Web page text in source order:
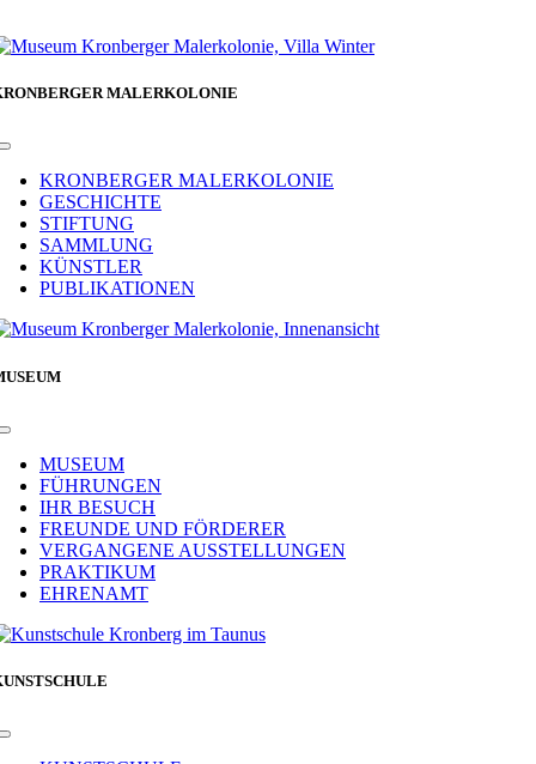
MALERKOLONIE
Toggle
NavigationKRONBERGER MALERKOLONIE
GESCHICHTE
STIFTUNG
SAMMLUNG
KÜNSTLER
PUBLIKATIONEN
Toggle
NavigationMUSEUM
FÜHRUNGEN
IHR BESUCH
FREUNDE UND FÖRDERER
VERGANGENE AUSSTELLUNGEN
PRAKTIKUM
EHRENAMT
Toggle
Navigation